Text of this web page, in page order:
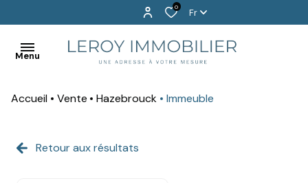
0 Fr
Menu
EXCLUSIVITÉS
Accueil Vente Hazebrouck Immeuble
Retour aux résultats